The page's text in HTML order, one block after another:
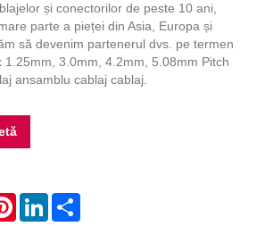
și conectorilor de peste 10 ani,
parte a pieței din Asia, Europa și
să devenim partenerul dvs. pe termen
1.25mm, 3.0mm, 4.2mm, 5.08mm Pitch
ansamblu cablaj cablaj.
PinterestLinkedIn